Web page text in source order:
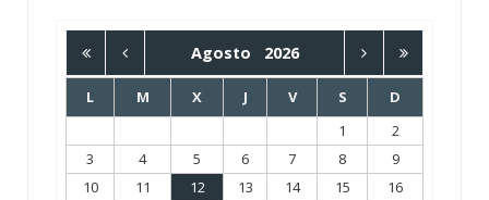
Agosto 2026
L M X J V S
D
1
2
3
4 5 6 7 8
9
10
11 12 13 14 15
16